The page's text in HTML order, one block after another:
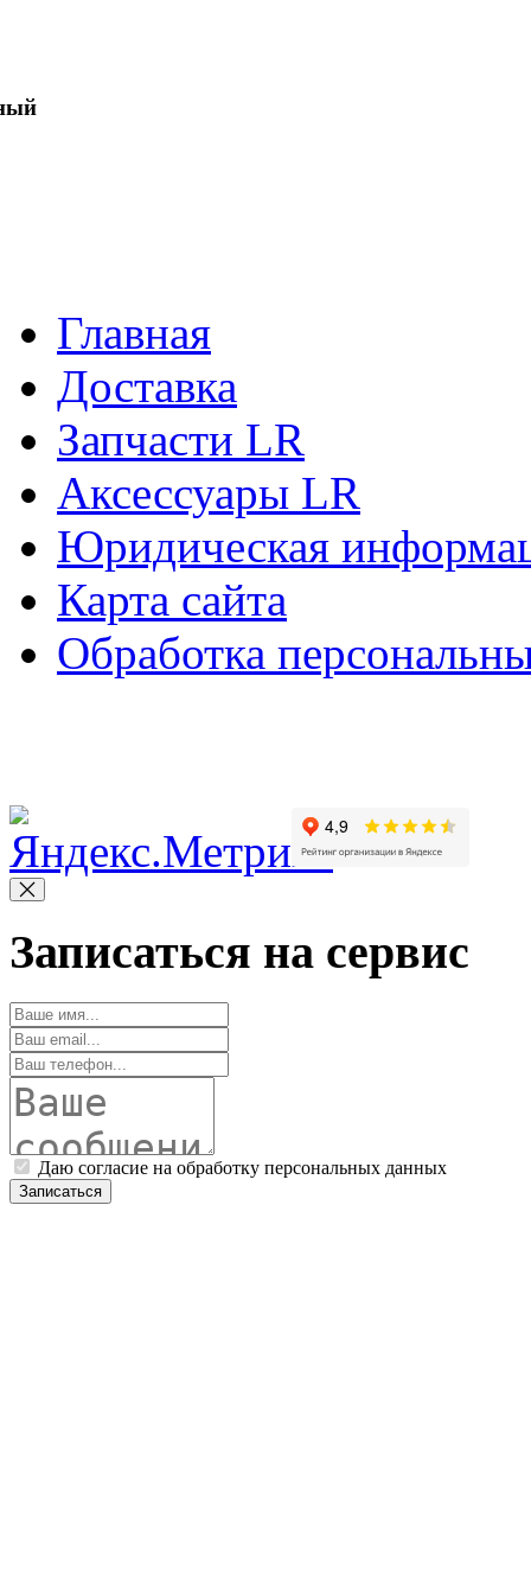
Главная
Доставка
Запчасти LR
Аксессуары LR
Юридическая
Карта сайта
Обработка
Записаться на сервис
Даю согласие на обработку персональных данных
Записаться